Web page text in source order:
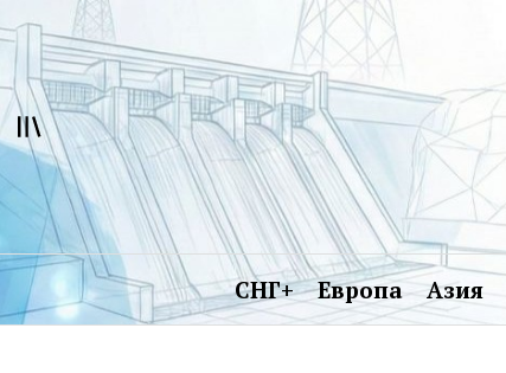
Перейти
к
содержимому
СНГ+ Европа Азия